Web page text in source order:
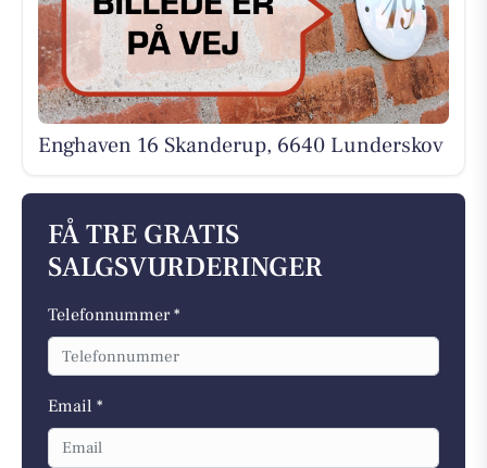
Enghaven 16 Skanderup, 6640 Lunderskov
FÅ TRE GRATIS
SALGSVURDERINGER
Telefonnummer *
Email *